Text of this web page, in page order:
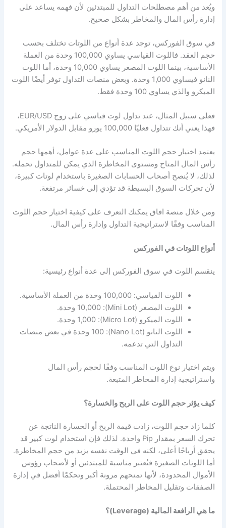
ويُعد من أهم مصطلحات التداول للمبتدئين لأن فهمه يساعد على
إدارة رأس المال والمخاطر بشكل صحيح.
في سوق الفوركس، توجد عدة أنواع من اللوتات تختلف بحسب
حجم العقد. فاللوت القياسي يساوي 100,000 وحدة من العملة
الأساسية، بينما اللوت المصغر يساوي 10,000 وحدة، أما اللوت
النانو فيساوي 1,000 وحدة. وبعض منصات التداول توفر أيضًا اللوت
الميكرو والذي يساوي 100 وحدة فقط.
فعلى سبيل المثال، عند تداول لوت قياسي على زوج EUR/USD،
فهذا يعني أنك تتداول فعليًا 100,000 يورو مقابل الدولار الأمريكي.
يعتمد اختيار حجم اللوت المناسب على عدة عوامل، أهمها حجم
رأس المال المتاح ومستوى المخاطرة الذي يمكن للمتداول تحمله.
لذلك، لا يُنصح أصحاب الحسابات الصغيرة باستخدام لوتات كبيرة،
لأن تحركات السوق البسيطة قد تؤدي إلى خسائر مرتفعة.
ومن خلال منصة افاق يمكنك التعرف على كيفية اختيار حجم اللوت
المناسب وفقًا لاستراتيجية التداول وإدارة رأس المال.
أنواع اللوتات في الفوركس
ينقسم اللوت في سوق الفوركس إلى عدة أنواع رئيسية:
اللوت القياسي: 100,000 وحدة من العملة الأساسية.
اللوت المصغر (Mini Lot): 10,000 وحدة.
اللوت الميكرو (Micro Lot): 1,000 وحدة.
اللوت النانو (Nano Lot): 100 وحدة في بعض منصات
التداول التي تدعمه.
ويتم اختيار نوع اللوت المناسب وفقًا لحجم رأس المال
واستراتيجية إدارة المخاطر المتبعة.
كيف يؤثر حجم اللوت على الربح والخسارة؟
كلما زاد حجم اللوت، زادت قيمة الربح أو الخسارة الناتجة عن
تحرك السعر بمقدار Pip واحدة. لذلك فإن استخدام لوت كبير قد
يحقق أرباحًا أعلى، لكنه في الوقت نفسه يزيد من حجم المخاطرة.
أما اللوتات الصغيرة فتُعتبر مناسبة للمبتدئين أو لأصحاب رؤوس
الأموال المحدودة، لأنها تمنحهم مرونة أكبر وتحكمًا أفضل في إدارة
الصفقات وتقليل المخاطر المحتملة.
ما هي الرافعة المالية (Leverage)؟